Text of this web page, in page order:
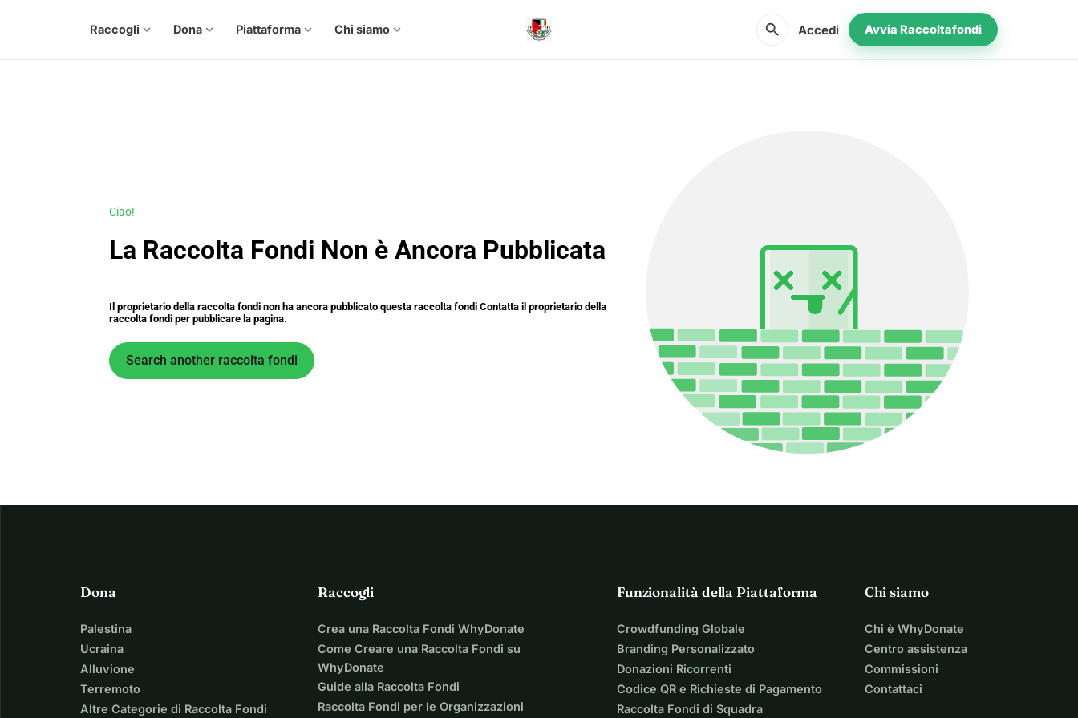
Raccogli expand_more Dona expand_more Piattaforma expand_more Chi siamo expand_more search Accedi Avvia Raccoltafondi
Ciao!
La Raccolta Fondi Non è Ancora Pubblicata
Il proprietario della raccolta fondi non ha ancora pubblicato questa raccolta fondi Contatta il proprietario della
raccolta fondi per pubblicare la pagina.
Search another raccolta fondi
Dona
Palestina
Ucraina
Alluvione
Terremoto
Altre Categorie di Raccolta Fondi
Raccogli
Crea una Raccolta Fondi WhyDonate
Come Creare una Raccolta Fondi su
WhyDonate
Guide alla Raccolta Fondi
Raccolta Fondi per le Organizzazioni
Funzionalità della Piattaforma
Crowdfunding Globale
Branding Personalizzato
Donazioni Ricorrenti
Codice QR e Richieste di Pagamento
Raccolta Fondi di Squadra
Chi siamo
Chi è WhyDonate
Centro assistenza
Commissioni
Contattaci